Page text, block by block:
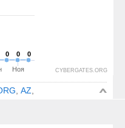
0
0 0
0 0
0
Ноя CYBERGATES.ORG
AZ